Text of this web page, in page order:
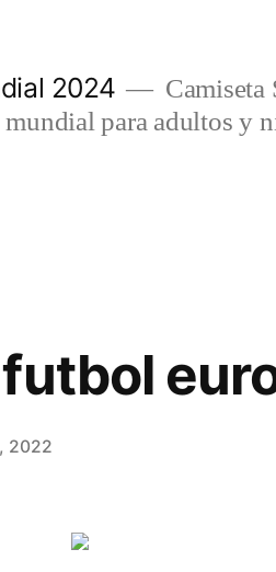
2024
Camiseta
mundial para adultos y
2022